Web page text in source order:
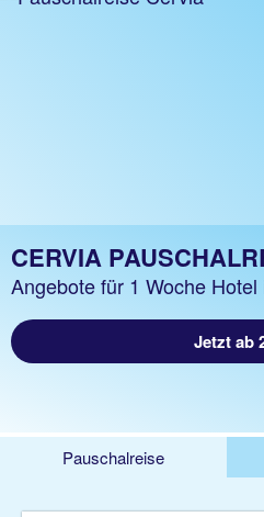
CERVIA
Angebote für 1 Woche Hotel
Jetzt ab
Pauschalreise